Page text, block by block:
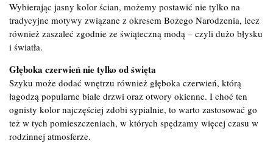
Wybierając jasny kolor ścian, możemy postawić nie tylko na
tradycyjne motywy związane z okresem Bożego Narodzenia, lecz
również zaszaleć zgodnie ze świąteczną modą – czyli dużo błysku
i światła.
Głęboka czerwień nie tylko od święta
Szyku może dodać wnętrzu również głęboka czerwień, którą
łagodzą popularne białe drzwi oraz otwory okienne. I choć ten
ognisty kolor najczęściej zdobi sypialnie, to warto zastosować go
też w tych pomieszczeniach, w których spędzamy więcej czasu w
rodzinnej atmosferze.